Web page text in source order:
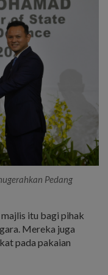
Pedang
itu bagi pihak
Mereka juga
pada pakaian